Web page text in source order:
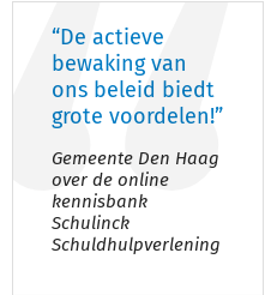
“De actieve
bewaking van
ons beleid biedt
grote voordelen!”
Gemeente Den Haag
over de online
kennisbank
Schulinck
Schuldhulpverlening